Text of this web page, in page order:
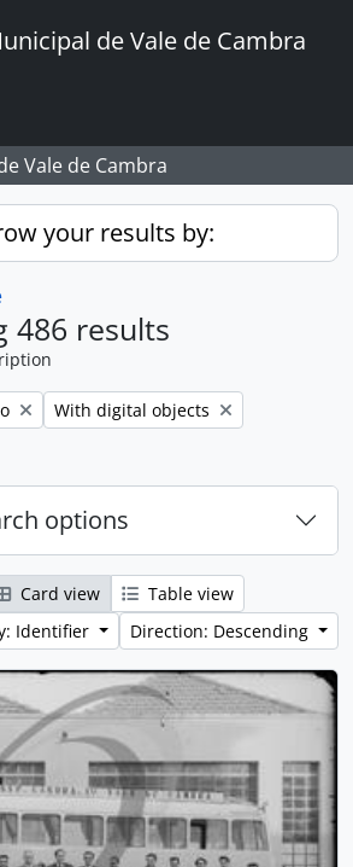
de Vale de Cambra
Vale de Cambra
your results by:
486 results
Remove filter:
With digital objects
options
Card view
Table view
Identifier
Direction: Descending